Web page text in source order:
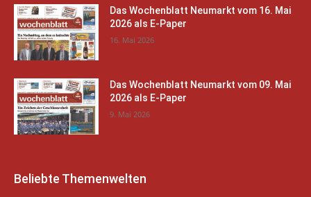
Das Wochenblatt Neumarkt vom 16. Mai
2026 als E-Paper
16. Mai 2026
Das Wochenblatt Neumarkt vom 09. Mai
2026 als E-Paper
9. Mai 2026
Beliebte Themenwelten